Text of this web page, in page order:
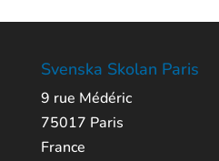
Svenska Skolan Paris
9 rue Médéric
75017 Paris
France